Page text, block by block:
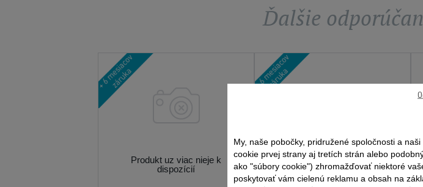
Ďalšie
Produkt uz viac nieje k
dispozícií
JEDNORAZOVÁ PEVNÁ
My, naše pobočky, pridružené spoločnosti a naši
cookie prvej strany aj tretích strán alebo
ako "súbory cookie") zhromažďovať niektoré
poskytovať vám cielenú reklamu a obsah na